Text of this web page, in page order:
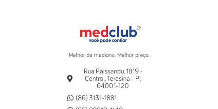
Melhor da medicina. Melhor preço.
Rua Paissandu, 1819 -
Centro , Teresina - PI,
64001-120
(86) 3131-1881